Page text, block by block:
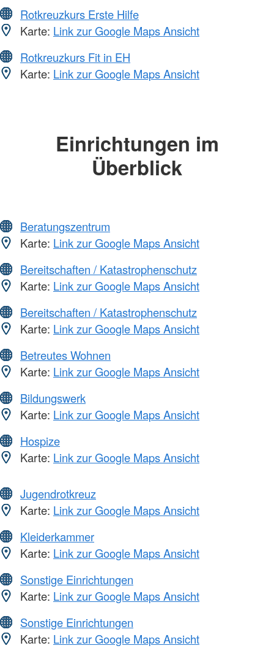
Rotkreuzkurs Erste Hilfe
Karte: Link zur Google Maps Ansicht
Rotkreuzkurs Fit in EH
Karte: Link zur Google Maps Ansicht
Einrichtungen im
Überblick
Beratungszentrum
Karte: Link zur Google Maps Ansicht
Bereitschaften / Katastrophenschutz
Karte: Link zur Google Maps Ansicht
Bereitschaften / Katastrophenschutz
Karte: Link zur Google Maps Ansicht
Betreutes Wohnen
Karte: Link zur Google Maps Ansicht
Bildungswerk
Karte: Link zur Google Maps Ansicht
Hospize
Karte: Link zur Google Maps Ansicht
Jugendrotkreuz
Karte: Link zur Google Maps Ansicht
Kleiderkammer
Karte: Link zur Google Maps Ansicht
Sonstige Einrichtungen
Karte: Link zur Google Maps Ansicht
Sonstige Einrichtungen
Karte: Link zur Google Maps Ansicht